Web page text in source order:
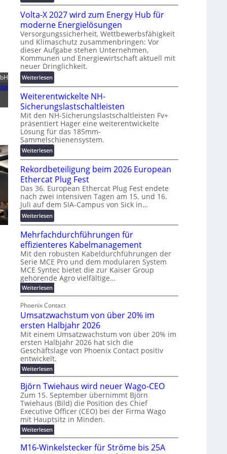
g
s
ö
s
u
n
g
e
n
t
z
u
n
d
d
i
g
i
t
a
l
e
T
r
a
n
s
p
a
r
e
n
z
M
a
s
c
h
i
n
e
n
b
a
u
:
F
o
r
s
c
h
u
n
g
s
f
ö
r
d
e
r
u
n
g
b
r
a
u
c
h
t
m
e
h
r
T
e
m
p
o
u
n
Volta-X 2027 wird zum Energy Hub für
moderne Energielösungen
Versorgungssicherheit, Wettbewerbsfähigkeit
und Klimaschutz zusammenbringen: Vor
dieser Aufgabe stehen Unternehmen,
Kommunen und Energiewirtschaft aktuell mit
neuer Dringlichkeit.
Weiterlesen:
V
o
l
t
a
-
X
2
0
2
7
w
i
r
z
u
E
n
e
r
g
y
H
u
b
f
ü
r
m
o
d
e
r
n
e
E
n
r
Weiterentwickelte NH-
Sicherungslastschaltleisten
Mit den NH-Sicherungslastschaltleisten Fv+
präsentiert Hager eine weiterentwickelte
Lösung für das 185mm-
Sammelschienensystem.
Weiterlesen:
W
e
i
t
e
r
n
t
i
c
k
e
l
t
e
N
H
-
S
i
c
h
e
r
u
n
g
s
l
s
Rekordbeteiligung beim 2026 European
Ethercat Plug Fest
Das 36. European Ethercat Plug Fest endete
nach zwei intensiven Tagen am 15. und 16.
Juli auf dem SIA-Campus von Sick in…
Weiterlesen:
R
e
k
o
r
d
b
e
t
e
i
l
i
g
u
n
g
b
e
i
m
2
0
2
6
E
Mehrfachdurchführungen für
effizienteres Kabelmanagement
Mit den robusten Kabeldurchführungen der
Serie MCE Pro und dem modularen System
MCE Syntec bietet die zur Kaiser Group
gehörende Agro vielfältige…
Weiterlesen:
M
h
r
f
a
c
h
d
u
r
c
h
f
ü
h
u
n
g
e
n
f
Phoenix Contact
Umsatzwachstum von über 20% im
ersten Halbjahr 2026
Mit einem Umsatzwachstum von über 20% im
ersten Halbjahr 2026 hat sich die
Geschäftslage von Phoenix Contact positiv
entwickelt.
Weiterlesen:
U
m
s
a
z
w
a
c
h
s
Björn Twiehaus wird neuer Wago-CEO
Zum 15. September übernimmt Björn
Twiehaus (Bild) die Position des Chief
Executive Officer (CEO) bei der Firma Wago
mit Hauptsitz in Minden.
Weiterlesen:
B
ö
M16-Winkelstecker für Ströme bis 25A